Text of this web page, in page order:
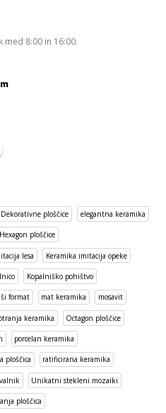
med 8:00 in 16:00.
Dekorativne ploščice elegantna keramika
Hexagon ploščice
lesa Keramika imitacija opeke
Kopalniško pohištvo
format mat keramika mosavit
keramika Octagon ploščice
porcelan keramika
ploščica ratificirana keramika
Unikatni stekleni mozaiki
ploščica